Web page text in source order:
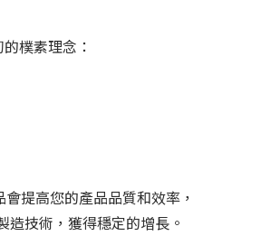
樸素理念：
提高您的產品品質和效率，
技術，獲得穩定的增長。